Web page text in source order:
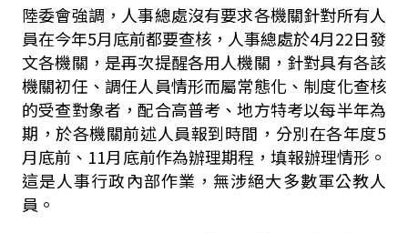
陸委會強調，人事總處沒有要求各機關針對所有人
員在今年5月底前都要查核，人事總處於4月22日發
文各機關，是再次提醒各用人機關，針對具有各該
機關初任、調任人員情形而屬常態化、制度化查核
的受查對象者，配合高普考、地方特考以每半年為
期，於各機關前述人員報到時間，分別在各年度5
月底前、11月底前作為辦理期程，填報辦理情形。
這是人事行政內部作業，無涉絕大多數軍公教人
員。